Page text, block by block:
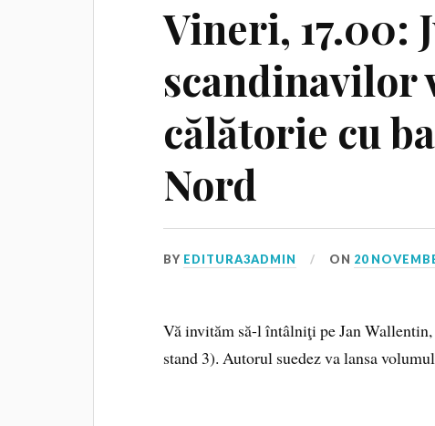
Vineri, 17.00:
scandinavilor
călătorie cu
Nord
BY EDITURA3ADMIN ON 20
Vă invităm să-l întâlniţi pe Jan
stand 3). Autorul suedez va lansa